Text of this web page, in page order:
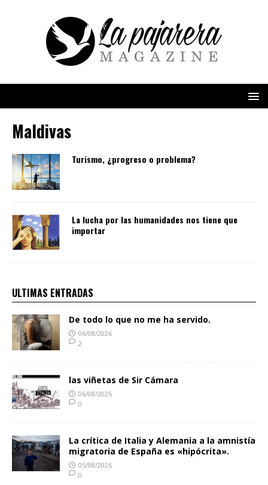
Maldivas
Turismo, ¿progreso o problema?
La lucha por las humanidades nos tiene que
importar
ULTIMAS ENTRADAS
De todo lo que no me ha servido.
06/08/2026
2
las viñetas de Sir Cámara
06/08/2026
0
La crítica de Italia y Alemania a la amnistía
migratoria de España es «hipócrita».
05/08/2026
0